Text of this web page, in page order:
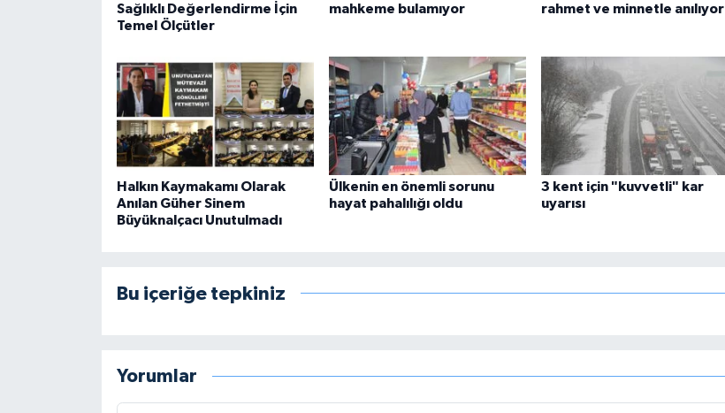
Sağlıklı Değerlendirme İçin
Temel Ölçütler
mahkeme bulamıyor
rahmet ve minnetle anılıyor
Halkın Kaymakamı Olarak
Anılan Güher Sinem
Büyüknalçacı Unutulmadı
Ülkenin en önemli sorunu
hayat pahalılığı oldu
3 kent için "kuvvetli" kar
uyarısı
Bu içeriğe tepkiniz
Yorumlar